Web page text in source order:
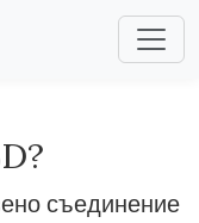
съединение